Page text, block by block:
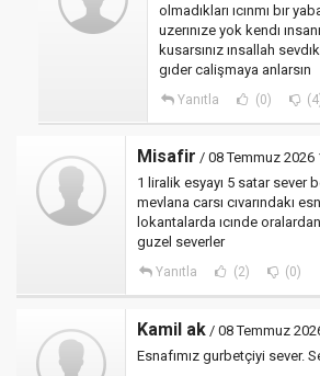
olmadıkları ıcınmı bır
uzerınıze yok kendı
kusarsınız ınsallah
gıder calişmaya anlarsın
Yanıtla (0)
Misafir / 08 Temmuz 2026
1 liralik esyayı 5 satar sever
mevlana carsı cıvarındakı
lokantalarda ıcınde
guzel severler
Yanıtla (2) (0)
Kamil ak / 08 Temmuz
Esnafımız gurbetçiyi sever.